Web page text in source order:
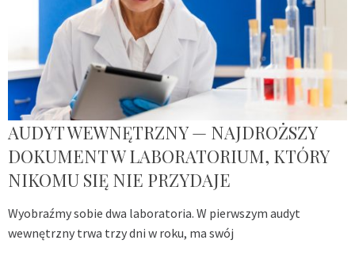
AUDYT WEWNĘTRZNY — NAJDROŻSZY
DOKUMENT W LABORATORIUM, KTÓRY
NIKOMU SIĘ NIE PRZYDAJE
Wyobraźmy sobie dwa laboratoria. W pierwszym audyt
wewnętrzny trwa trzy dni w roku, ma swój